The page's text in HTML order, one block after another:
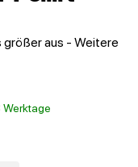
größer aus - Weitere
Werktage